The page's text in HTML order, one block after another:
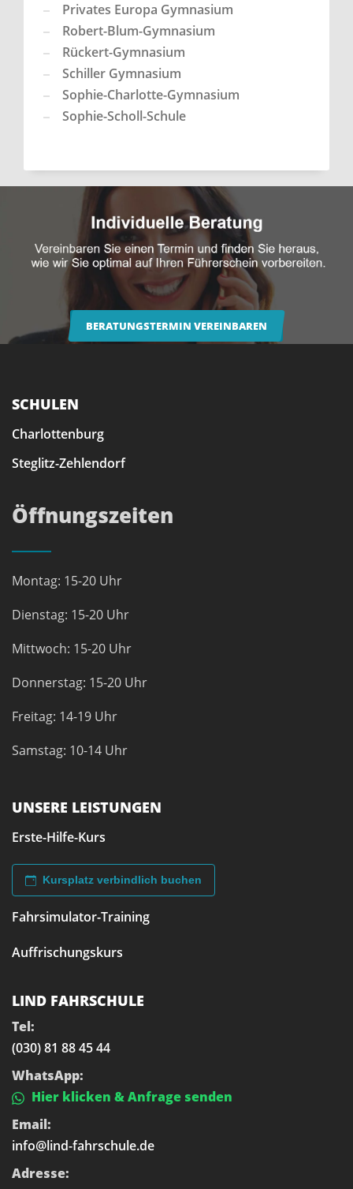
Privates Europa Gymnasium
Robert-Blum-Gymnasium
Rückert-Gymnasium
Schiller Gymnasium
Sophie-Charlotte-Gymnasium
Sophie-Scholl-Schule
BERATUNGSTERMIN VEREINBAREN
SCHULEN
Charlottenburg
Steglitz-Zehlendorf
Öffnungszeiten
Montag: 15-20 Uhr
Dienstag: 15-20 Uhr
Mittwoch: 15-20 Uhr
Donnerstag: 15-20 Uhr
Freitag: 14-19 Uhr
Samstag: 10-14 Uhr
UNSERE LEISTUNGEN
Erste-Hilfe-Kurs
Kursplatz verbindlich buchen
Fahrsimulator-Training
Auffrischungskurs
LIND FAHRSCHULE
Tel:
(030) 81 88 45 44
WhatsApp:
Hier klicken & Anfrage senden
Email:
info@lind-fahrschule.de
Adresse: